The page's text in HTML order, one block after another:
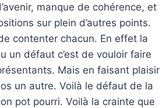
manque de cohérence, et
sur plein d’autres points.
contenter chacun. En effet la
un défaut c’est de vouloir faire
Mais en faisant plaisir
un autre. Voilà le défaut de la
pot pourri. Voilà la crainte que